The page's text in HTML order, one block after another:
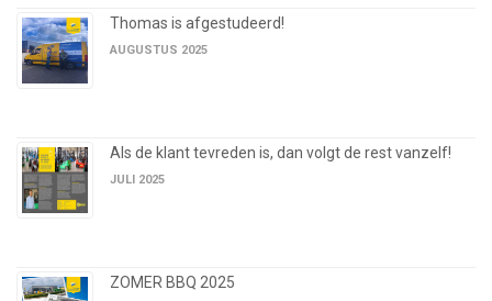
Thomas is afgestudeerd!
AUGUSTUS 2025
Als de klant tevreden is, dan volgt de rest vanzelf!
JULI 2025
ZOMER BBQ 2025